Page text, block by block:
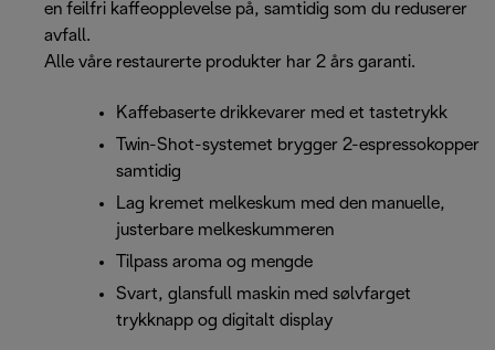
en feilfri kaffeopplevelse på, samtidig som du reduserer
avfall.
Alle våre restaurerte produkter har 2 års garanti.
Kaffebaserte drikkevarer med et tastetrykk
Twin-Shot-systemet brygger 2-espressokopper
samtidig
Lag kremet melkeskum med den manuelle,
justerbare melkeskummeren
Tilpass aroma og mengde
Svart, glansfull maskin med sølvfarget
trykknapp og digitalt display